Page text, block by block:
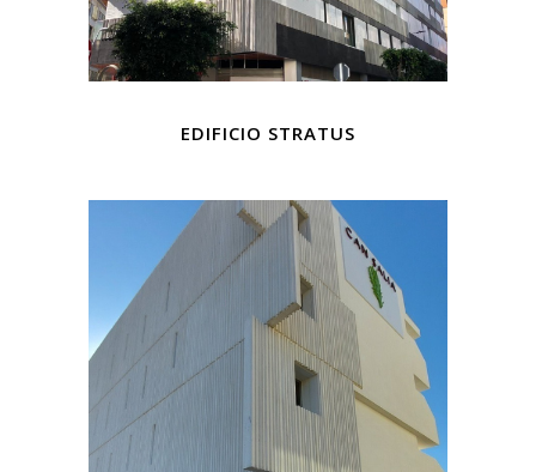
EDIFICIO STRATUS